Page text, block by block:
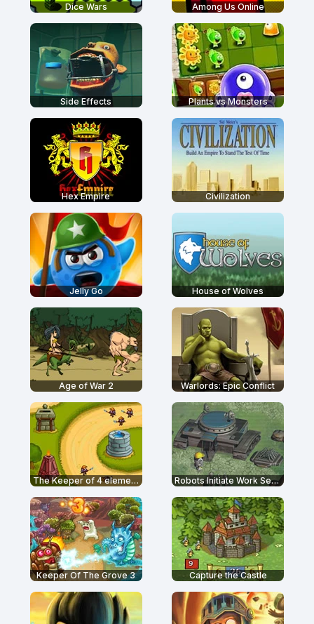
Dice Wars Among Us Online
Side Effects Plants vs Monsters
Hex Empire Civilization
Jelly Go House of Wolves
Age of War 2 Warlords: Epic Conflict
The Keeper of 4 elements Robots Initiate Work Sequence
Keeper Of The Grove 3 Capture the Castle